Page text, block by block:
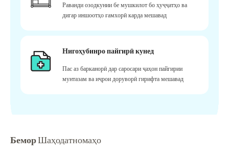
Раванди озодкунии бе мушкилот бо ҳуҷҷатҳо ва
дигар иншоотҳо ғамхорӣ карда мешавад
Нигоҳубинро пайгирӣ кунед
Пас аз барканорӣ дар саросари ҷаҳон пайгирии
мунтазам ва иҷрои доруворӣ гирифта мешавад
БеморШаҳодатномаҳо